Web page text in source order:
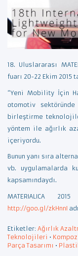
18. Uluslararası
fuarı 20-22 Ekim
“Yeni Mobility İçin
otomotiv
birleştirme
yöntem ile ağırlık
içeriyordu.
Bunun yanı sıra
vb. uygulamalarda
kapsamındaydı.
MATERIALICA
http://goo.gl/zkHnnI
Etiketler: Ağırlık
Teknolojileri •
Parça Tasarımı •